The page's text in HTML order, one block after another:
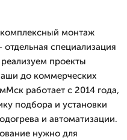
монтаж
специализация
проекты
до коммерческих
работает с 2014 года,
подбора и установки
и автоматизации.
нужно для